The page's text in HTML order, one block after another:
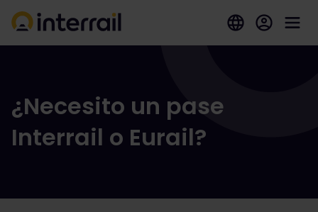
¿Necesito un pase
Interrail o Eurail?